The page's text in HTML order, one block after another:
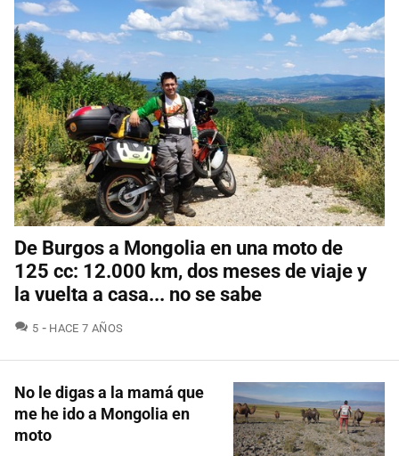
De Burgos a Mongolia en una moto de
125 cc: 12.000 km, dos meses de viaje y
la vuelta a casa... no se sabe
5 COMENTARIOS
HACE 7 AÑOS
No le digas a la mamá que
me he ido a Mongolia en
moto